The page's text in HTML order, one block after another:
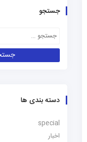
جستجو
دسته بندی ها
special
اخبار